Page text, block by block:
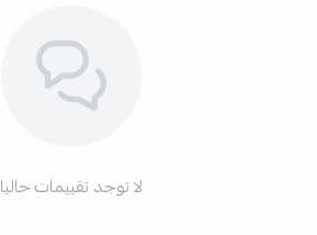
لا توجد تقييمات حاليا